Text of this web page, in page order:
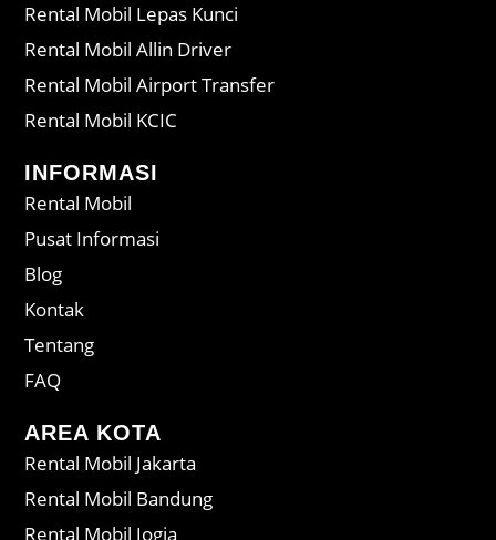
Rental Mobil Lepas Kunci
Rental Mobil Allin Driver
Rental Mobil Airport Transfer
Rental Mobil KCIC
INFORMASI
Rental Mobil
Pusat Informasi
Blog
Kontak
Tentang
FAQ
AREA KOTA
Rental Mobil Jakarta
Rental Mobil Bandung
Rental Mobil Jogja